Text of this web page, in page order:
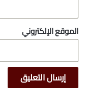
الموقع الإلكتروني